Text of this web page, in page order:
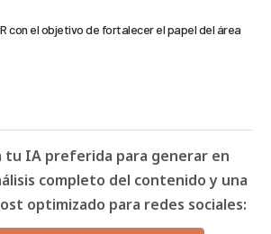
con el objetivo de fortalecer el papel del área
tu IA preferida para generar en
completo del contenido y una
optimizado para redes sociales: